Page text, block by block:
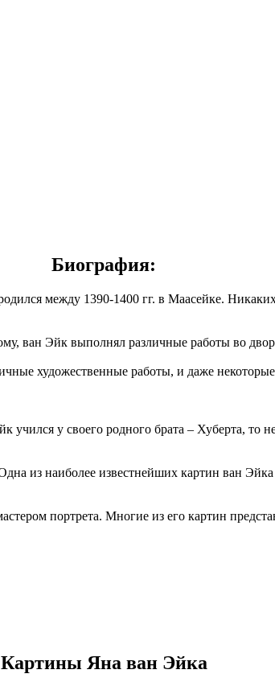
Биография:
между 1390-1400 гг. в Маасейке.
ван Эйк выполнял различные работы во
художественные работы, и даже
у своего родного брата – Хуберта, то
из наиболее известнейших картин ван
портрета. Многие из его картин
Картины Яна ван Эйка